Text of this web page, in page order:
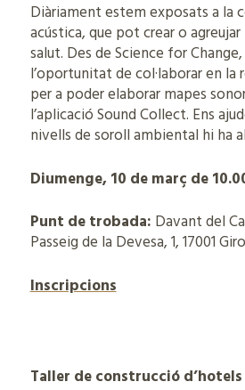
Diàriament estem exposats a la
acústica, que pot crear o
salut. Des de Science for
l’oportunitat de col·laborar en la
per a poder elaborar mapes
l’aplicació Sound Collect. Ens
nivells de soroll ambiental hi ha
Diumenge, 10 de març de
Punt de trobada: Davant del
Passeig de la Devesa, 1, 17001
Inscripcions
Taller de construcció d’hotels